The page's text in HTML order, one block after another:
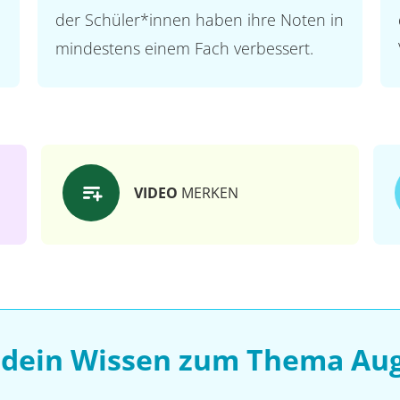
der Schüler*innen haben ihre Noten in
mindestens einem Fach verbessert.
VIDEO MERKEN
Wissen zum Thema